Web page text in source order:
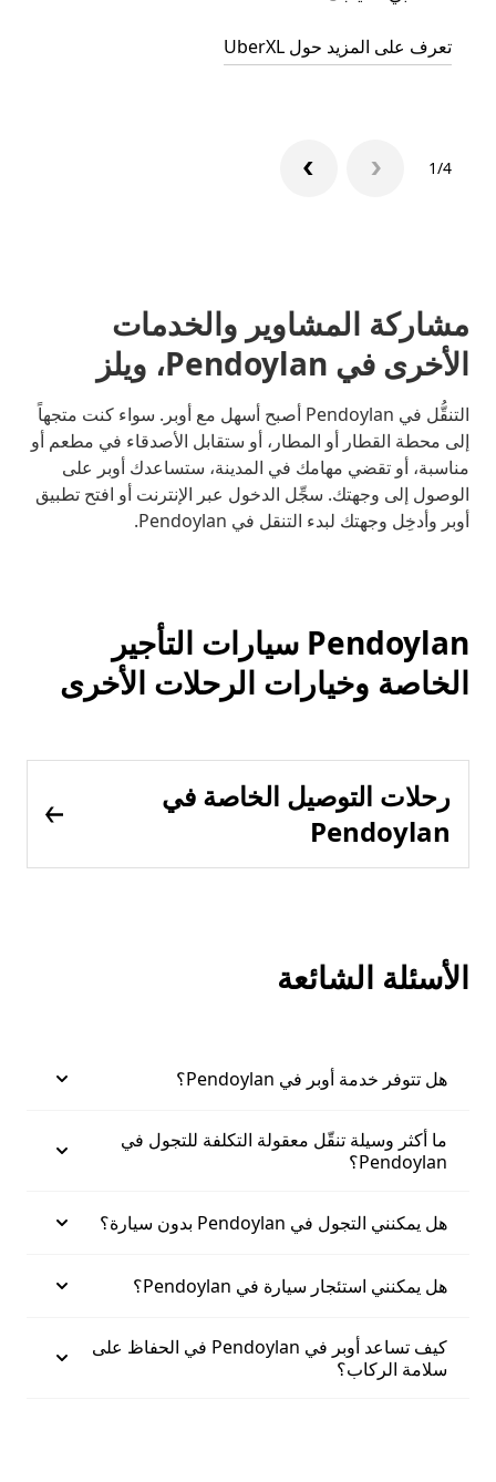
تعرف على المزيد حول UberXL
1/4
مشاركة المشاوير والخدمات
الأخرى في Pendoylan، ويلز
التنقُّل في Pendoylan أصبح أسهل مع أوبر. سواء كنت متجهاً
إلى محطة القطار أو المطار، أو ستقابل الأصدقاء في مطعم أو
مناسبة، أو تقضي مهامك في المدينة، ستساعدك أوبر على
الوصول إلى وجهتك. سجِّل الدخول عبر الإنترنت أو افتح تطبيق
أوبر وأدخِل وجهتك لبدء التنقل في Pendoylan.
Pendoylan سيارات التأجير
الخاصة وخيارات الرحلات الأخرى
رحلات التوصيل الخاصة في
Pendoylan
الأسئلة الشائعة
هل تتوفر خدمة أوبر في Pendoylan؟
ما أكثر وسيلة تنقّل معقولة التكلفة للتجول في
Pendoylan؟
هل يمكنني التجول في Pendoylan بدون سيارة؟
هل يمكنني استئجار سيارة في Pendoylan؟
كيف تساعد أوبر في Pendoylan في الحفاظ على
سلامة الركاب؟